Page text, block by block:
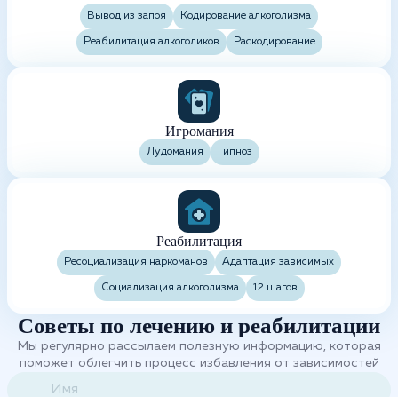
Вывод из запоя Кодирование алкоголизма
Реабилитация алкоголиков Раскодирование
Игромания
Лудомания Гипноз
Реабилитация
Ресоциализация наркоманов Адаптация зависимых
Социализация алкоголизма 12 шагов
Советы по лечению и реабилитации
Мы регулярно рассылаем полезную информацию, которая
поможет облегчить процесс избавления от зависимостей